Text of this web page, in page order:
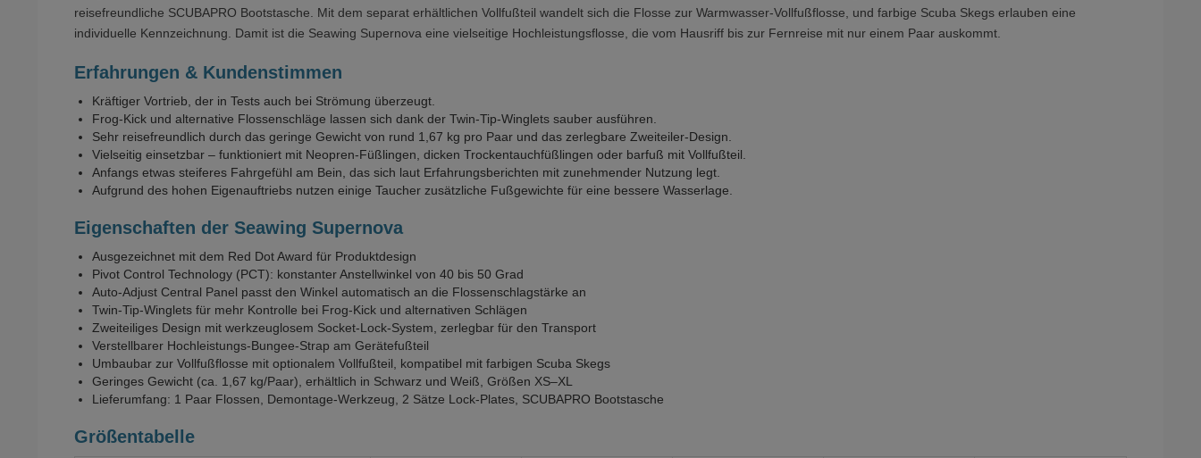
reisefreundliche SCUBAPRO Bootstasche. Mit dem separat erhältlichen Vollfußteil wandelt sich die Flosse zur Warmwasser-Vollfußflosse, und farbige Scuba Skegs erlauben eine
individuelle Kennzeichnung. Damit ist die Seawing Supernova eine vielseitige Hochleistungsflosse, die vom Hausriff bis zur Fernreise mit nur einem Paar auskommt.
Erfahrungen & Kundenstimmen
Kräftiger Vortrieb, der in Tests auch bei Strömung überzeugt.
Frog-Kick und alternative Flossenschläge lassen sich dank der Twin-Tip-Winglets sauber ausführen.
Sehr reisefreundlich durch das geringe Gewicht von rund 1,67 kg pro Paar und das zerlegbare Zweiteiler-Design.
Vielseitig einsetzbar – funktioniert mit Neopren-Füßlingen, dicken Trockentauchfüßlingen oder barfuß mit Vollfußteil.
Anfangs etwas steiferes Fahrgefühl am Bein, das sich laut Erfahrungsberichten mit zunehmender Nutzung legt.
Aufgrund des hohen Eigenauftriebs nutzen einige Taucher zusätzliche Fußgewichte für eine bessere Wasserlage.
Eigenschaften der Seawing Supernova
Ausgezeichnet mit dem Red Dot Award für Produktdesign
Pivot Control Technology (PCT): konstanter Anstellwinkel von 40 bis 50 Grad
Auto-Adjust Central Panel passt den Winkel automatisch an die Flossenschlagstärke an
Twin-Tip-Winglets für mehr Kontrolle bei Frog-Kick und alternativen Schlägen
Zweiteiliges Design mit werkzeuglosem Socket-Lock-System, zerlegbar für den Transport
Verstellbarer Hochleistungs-Bungee-Strap am Gerätefußteil
Umbaubar zur Vollfußflosse mit optionalem Vollfußteil, kompatibel mit farbigen Scuba Skegs
Geringes Gewicht (ca. 1,67 kg/Paar), erhältlich in Schwarz und Weiß, Größen XS–XL
Lieferumfang: 1 Paar Flossen, Demontage-Werkzeug, 2 Sätze Lock-Plates, SCUBAPRO Bootstasche
Größentabelle